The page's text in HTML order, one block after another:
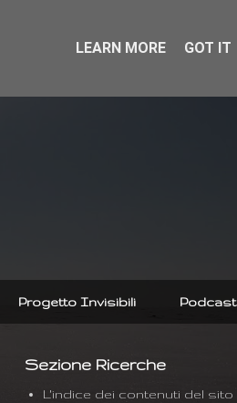
Progetto Invisibili Podcast
Sezione Ricerche
L'indice dei contenuti del sito
LEARN MORE GOT IT